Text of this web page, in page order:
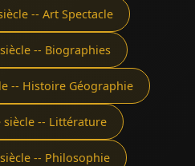
-- Art Spectacle
-- Biographies
-- Histoire Géographie
siècle -- Littérature
-- Philosophie